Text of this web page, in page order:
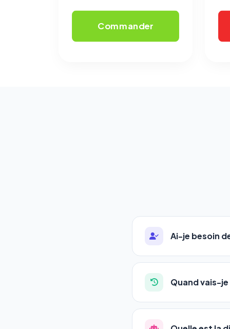
Commander
Ai-je besoin
Absolument pas.
auto-entrepreneurs,
l'adresse de votre
Quand vais-
La plupart de nos